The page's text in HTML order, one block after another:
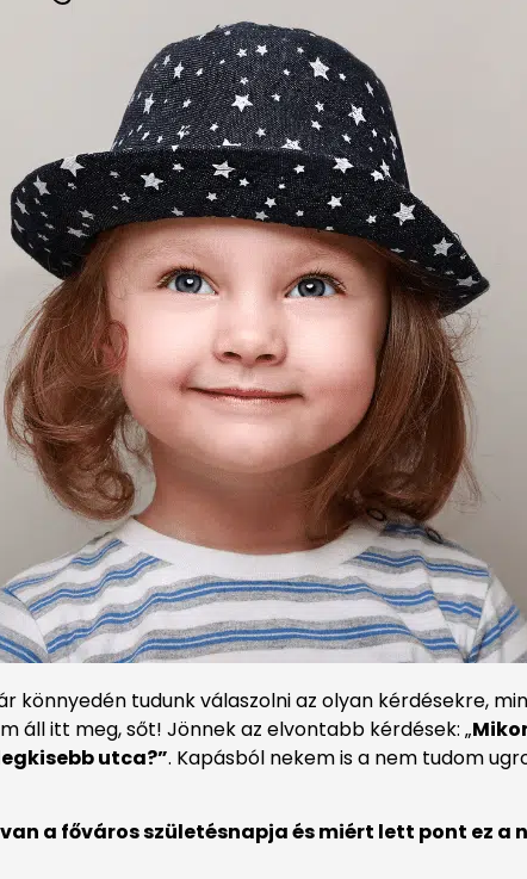
tudunk válaszolni az olyan kérdésekre,
áll itt meg, sőt! Jönnek az elvontabb kérdések: „
utca?”. Kapásból nekem is a nem tudom
a főváros születésnapja és miért lett pont ez a